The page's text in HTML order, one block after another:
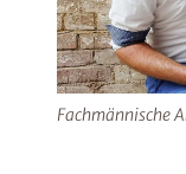
Fachmännische